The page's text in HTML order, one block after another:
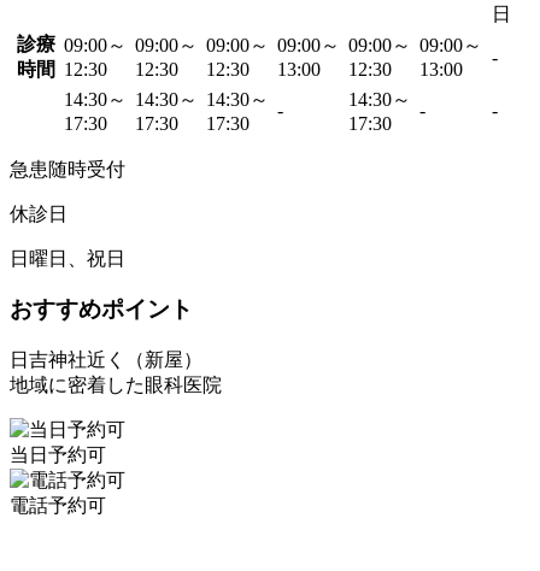
日
診療
時間
09:00～
12:30
09:00～
12:30
09:00～
12:30
09:00～
13:00
09:00～
12:30
09:00～
13:00
-
14:30～
17:30
14:30～
17:30
14:30～
17:30
-
14:30～
17:30
- -
急患随時受付
休診日
日曜日、祝日
おすすめポイント
日吉神社近く（新屋）
地域に密着した眼科医院
当日予約可
電話予約可